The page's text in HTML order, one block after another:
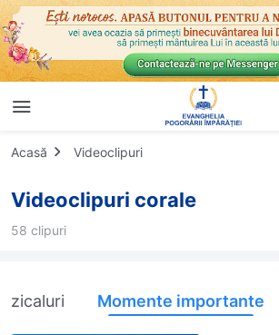
Acasă Videoclipuri
Videoclipuri corale
58 clipuri
Momente importante